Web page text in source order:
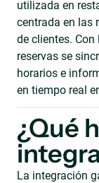
utilizada en
centrada en las
de clientes.
reservas se
horarios e
en tiempo real
¿Qué
La integración